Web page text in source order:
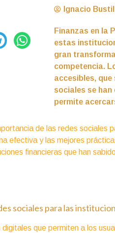
Ignacio
Finanzas en la
estas
gran
competencia.
accesibles,
sociales se
permite
de las redes sociales
efectiva y las mejores
financieras que han
sociales para las
digitales que permiten a los